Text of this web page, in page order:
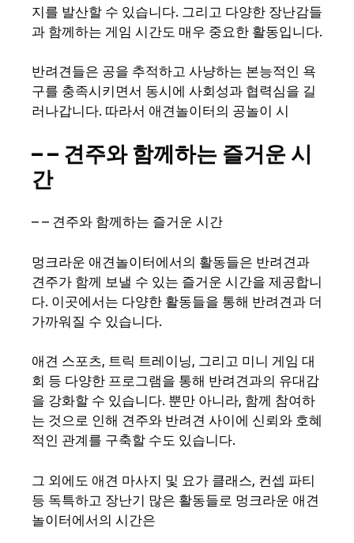
지를 발산할 수 있습니다. 그리고 다양한 장난감들
과 함께하는 게임 시간도 매우 중요한 활동입니다.
반려견들은 공을 추적하고 사냥하는 본능적인 욕
구를 충족시키면서 동시에 사회성과 협력심을 길
러나갑니다. 따라서 애견놀이터의 공놀이 시
– – 견주와 함께하는 즐거운 시
간
– – 견주와 함께하는 즐거운 시간
멍크라운 애견놀이터에서의 활동들은 반려견과
견주가 함께 보낼 수 있는 즐거운 시간을 제공합니
다. 이곳에서는 다양한 활동들을 통해 반려견과 더
가까워질 수 있습니다.
애견 스포츠, 트릭 트레이닝, 그리고 미니 게임 대
회 등 다양한 프로그램을 통해 반려견과의 유대감
을 강화할 수 있습니다. 뿐만 아니라, 함께 참여하
는 것으로 인해 견주와 반려견 사이에 신뢰와 호혜
적인 관계를 구축할 수도 있습니다.
그 외에도 애견 마사지 및 요가 클래스, 컨셉 파티
등 독특하고 장난기 많은 활동들로 멍크라운 애견
놀이터에서의 시간은